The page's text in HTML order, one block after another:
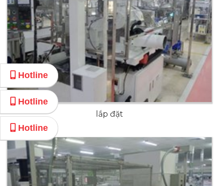
lắp đặt
Hotline
Hotline
Hotline